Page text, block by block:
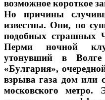
возможное короткое
Но причины
известны. Они, по
подобных страшных
Перми ночной
утонувший в Волге
«Булгария»,
взрыва газа дом или
московского метро.